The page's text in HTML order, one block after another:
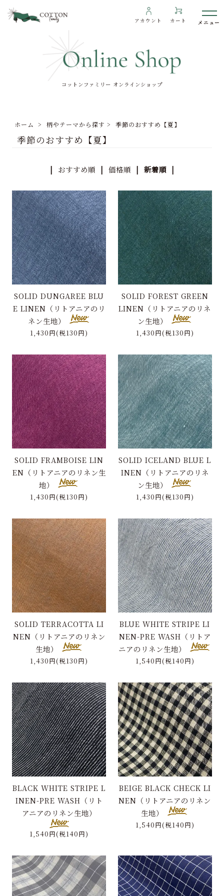
アカウント カート
わたしたちについて
To overseas customers
プライバシーポリシー
特定商取引に基づく表記
お問い合わせ
コットンファミリー オンラインショップ
ホーム > 柄やテーマから探す > 季節のおすすめ【夏】
季節のおすすめ【夏】
| おすすめ順 | 価格順 | 新着順 |
SOLID DUNGAREE BLU
E LINEN（リトアニアのリ
ネン生地）
1,430円(税130円)
SOLID FOREST GREEN
LINEN（リトアニアのリネ
ン生地）
1,430円(税130円)
SOLID FRAMBOISE LIN
EN（リトアニアのリネン生
地）
1,430円(税130円)
SOLID ICELAND BLUE L
INEN（リトアニアのリネ
ン生地）
1,430円(税130円)
SOLID TERRACOTTA LI
NEN（リトアニアのリネン
生地）
1,430円(税130円)
BLUE WHITE STRIPE LI
NEN-PRE WASH（リトア
ニアのリネン生地）
1,540円(税140円)
BLACK WHITE STRIPE L
INEN-PRE WASH（リト
アニアのリネン生地）
1,540円(税140円)
BEIGE BLACK CHECK LI
NEN（リトアニアのリネン
生地）
1,540円(税140円)